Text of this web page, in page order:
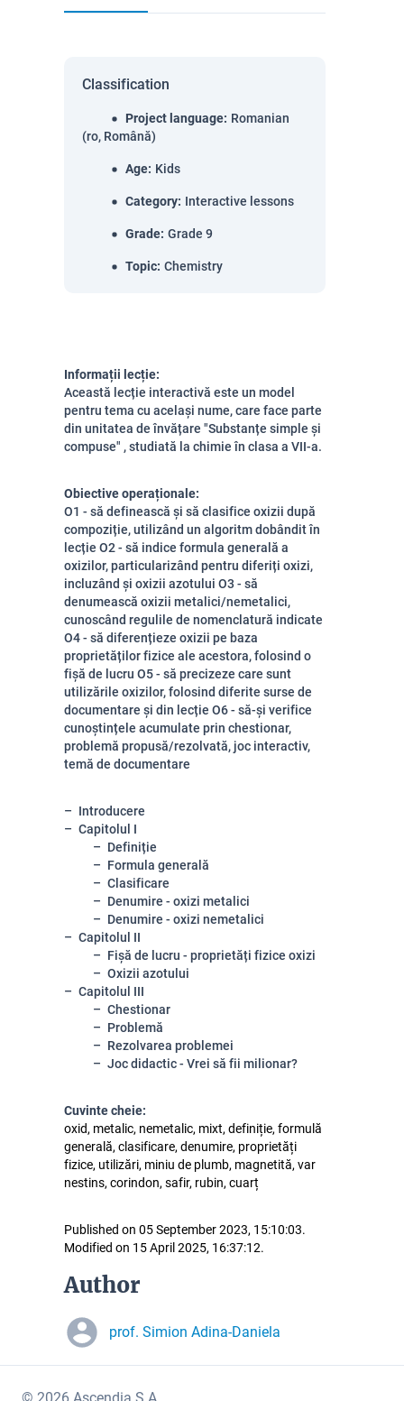
Classification
Project language: Romanian
(ro, Română)
Age: Kids
Category: Interactive lessons
Grade: Grade 9
Topic: Chemistry
Informații lecție:
Această lecție interactivă este un model
pentru tema cu același nume, care face parte
din unitatea de învățare "Substanțe simple și
compuse" , studiată la chimie în clasa a VII-a.
Obiective operaționale:
O1 - să definească și să clasifice oxizii după
compoziție, utilizând un algoritm dobândit în
lecție O2 - să indice formula generală a
oxizilor, particularizând pentru diferiți oxizi,
incluzând și oxizii azotului O3 - să
denumească oxizii metalici/nemetalici,
cunoscând regulile de nomenclatură indicate
O4 - să diferențieze oxizii pe baza
proprietăților fizice ale acestora, folosind o
fișă de lucru O5 - să precizeze care sunt
utilizările oxizilor, folosind diferite surse de
documentare și din lecție O6 - să-și verifice
cunoștințele acumulate prin chestionar,
problemă propusă/rezolvată, joc interactiv,
temă de documentare
Introducere
Capitolul I
Definiție
Formula generală
Clasificare
Denumire - oxizi metalici
Denumire - oxizi nemetalici
Capitolul II
Fișă de lucru - proprietăți fizice oxizi
Oxizii azotului
Capitolul III
Chestionar
Problemă
Rezolvarea problemei
Joc didactic - Vrei să fii milionar?
Cuvinte cheie:
oxid, metalic, nemetalic, mixt, definiție, formulă
generală, clasificare, denumire, proprietăți
fizice, utilizări, miniu de plumb, magnetită, var
nestins, corindon, safir, rubin, cuarț
Published on 05 September 2023, 15:10:03.
Modified on 15 April 2025, 16:37:12.
Author
prof. Simion Adina-Daniela